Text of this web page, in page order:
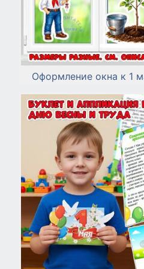
Оформление окна к 1